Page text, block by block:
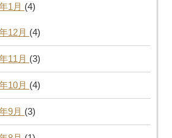
1月 (4)
12月 (4)
11月 (3)
10月 (4)
9月 (3)